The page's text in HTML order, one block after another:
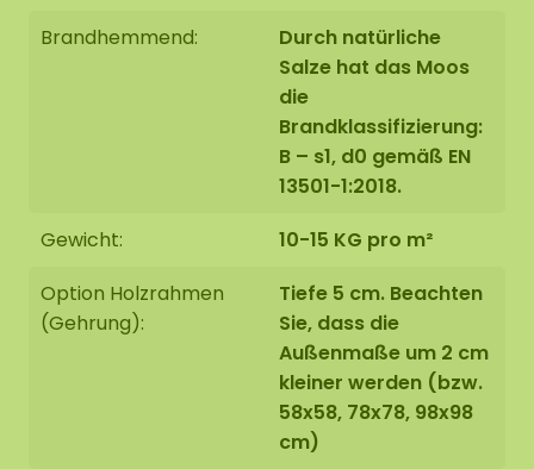
Brandhemmend:
Durch natürliche
Salze hat das Moos
die
Brandklassifizierung:
B – s1, d0 gemäß EN
13501-1:2018.
Gewicht:
10-15 KG pro m²
Option Holzrahmen
(Gehrung):
Tiefe 5 cm. Beachten
Sie, dass die
Außenmaße um 2 cm
kleiner werden (bzw.
58x58, 78x78, 98x98
cm)